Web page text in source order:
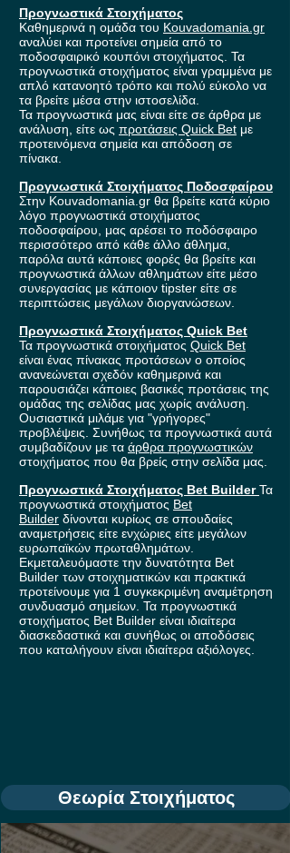
Προγνωστικά Στοιχήματος
Καθημερινά η ομάδα του Kouvadomania.gr
αναλύει και προτείνει σημεία από το
ποδοσφαιρικό κουπόνι στοιχήματος. Τα
προγνωστικά στοιχήματος είναι γραμμένα με
απλό κατανοητό τρόπο και πολύ εύκολο να
τα βρείτε μέσα στην ιστοσελίδα.
Τα προγνωστικά μας είναι είτε σε άρθρα με
ανάλυση, είτε ως προτάσεις Quick Bet με
προτεινόμενα σημεία και απόδοση σε
πίνακα.
Προγνωστικά Στοιχήματος Ποδοσφαίρου
Στην Kouvadomania.gr θα βρείτε κατά κύριο
λόγο προγνωστικά στοιχήματος
ποδοσφαίρου, μας αρέσει το ποδόσφαιρο
περισσότερο από κάθε άλλο άθλημα,
παρόλα αυτά κάποιες φορές θα βρείτε και
προγνωστικά άλλων αθλημάτων είτε μέσο
συνεργασίας με κάποιον tipster είτε σε
περιπτώσεις μεγάλων διοργανώσεων.
Προγνωστικά Στοιχήματος Quick Bet
Τα προγνωστικά στοιχήματος Quick Bet
είναι ένας πίνακας προτάσεων ο οποίος
ανανεώνεται σχεδόν καθημερινά και
παρουσιάζει κάποιες βασικές προτάσεις της
ομάδας της σελίδας μας χωρίς ανάλυση.
Ουσιαστικά μιλάμε για "γρήγορες"
προβλέψεις. Συνήθως τα προγνωστικά αυτά
συμβαδίζουν με τα άρθρα προγνωστικών
στοιχήματος που θα βρείς στην σελίδα μας.
Προγνωστικά Στοιχήματος Bet BuilderΤα
προγνωστικά στοιχήματος Bet
Builder δίνονται κυρίως σε σπουδαίες
αναμετρήσεις είτε ενχώριες είτε μεγάλων
ευρωπαϊκών πρωταθλημάτων.
Εκμεταλευόμαστε την δυνατότητα Bet
Builder των στοιχηματικών και πρακτικά
προτείνουμε για 1 συγκεκριμένη αναμέτρηση
συνδυασμό σημείων. Τα προγνωστικά
στοιχήματος Bet Builder είναι ιδιαίτερα
διασκεδαστικά και συνήθως οι αποδόσεις
που καταλήγουν είναι ιδιαίτερα αξιόλογες.
Θεωρία Στοιχήματος